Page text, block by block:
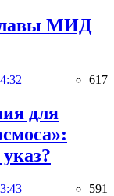
МИД
617
для
591